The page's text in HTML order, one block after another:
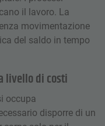
il lavoro. La
movimentazione
del saldo in tempo
livello di costi
occupa
disporre di un